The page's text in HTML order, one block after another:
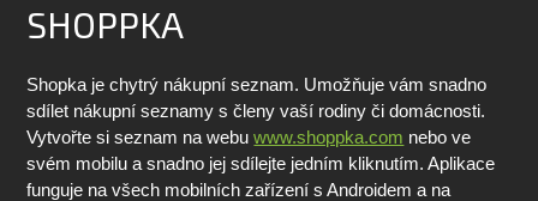
SHOPPKA
Shopka je chytrý nákupní seznam. Umožňuje vám snadno
sdílet nákupní seznamy s členy vaší rodiny či domácnosti.
Vytvořte si seznam na webuwww.shoppka.com nebo ve
svém mobilu a snadno jej sdílejte jedním kliknutím. Aplikace
funguje na všech mobilních zařízení s Androidem a na